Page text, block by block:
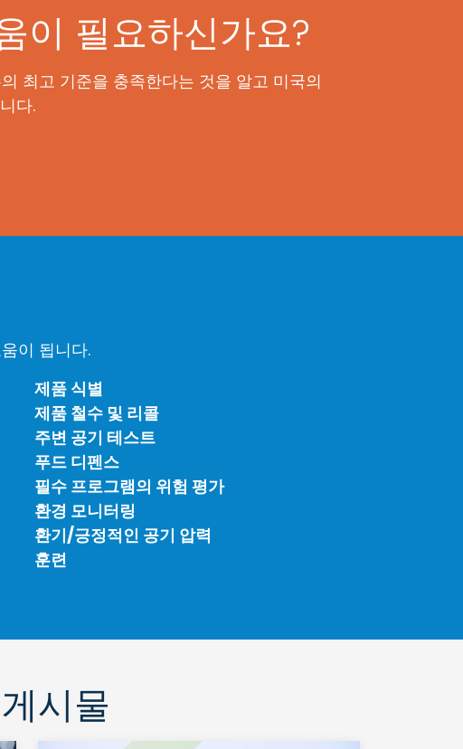
이 필요하신가요?
최고 기준을 충족한다는 것을 알고 미국의
다.
이 됩니다.
제품 식별
제품 철수 및 리콜
주변 공기 테스트
푸드 디펜스
필수 프로그램의 위험 평가
환경 모니터링
환기/긍정적인 공기 압력
훈련
시물